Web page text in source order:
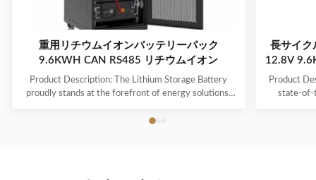
重用リチウムイオンバッテリーパック
9.6KWH CAN RS485 リチウムイオン
Product Description: The Lithium Storage Battery
proudly stands at the forefront of energy solutions,
caters to a multitude of applications. This battery is
長サイク
12.8V
Product
state-of-